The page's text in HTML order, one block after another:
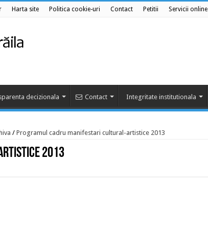
Harta site Politica cookie-uri Contact Petitii Servicii online
decizionala Contact Integritate institutionala
/ Programul cadru manifestari cultural-artistice 2013
2013